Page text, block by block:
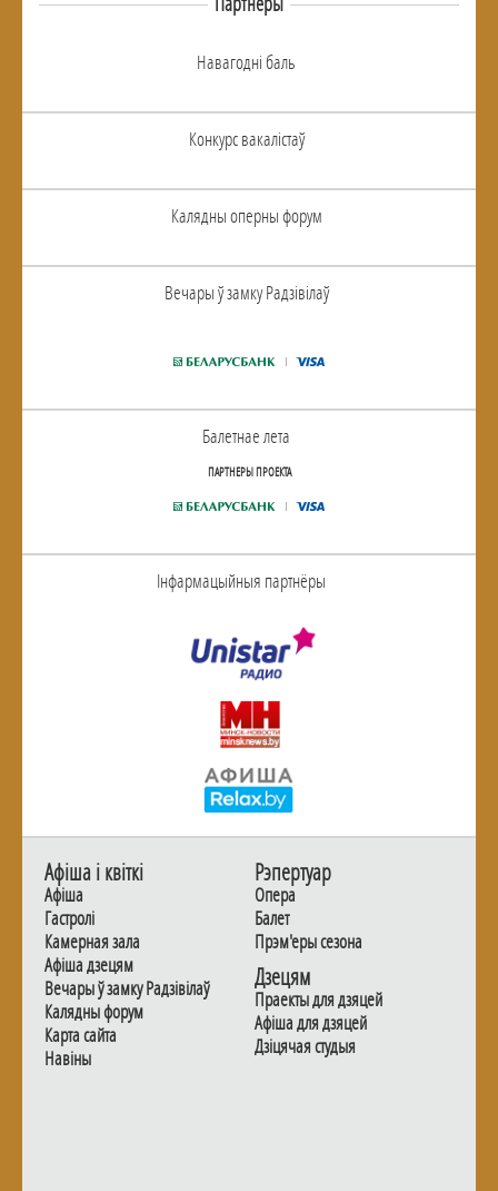
Навагоднi баль
Конкурс вакалiстаў
Калядны оперны форум
Вечары ў замку Радзiвiлаў
Балетнае лета
ПАРТНЕРЫ ПРОЕКТА
Інфармацыйныя партнёры
Афiша i квiткi
Афiша
Гастролi
Камерная зала
Афiша дзецям
Вечары ў замку Радзiвiлаў
Калядны форум
Карта сайта
Навiны
Рэпертуар
Опера
Балет
Прэм'еры сезона
Дзецям
Праекты для дзяцей
Афiша для дзяцей
Дзiцячая студыя